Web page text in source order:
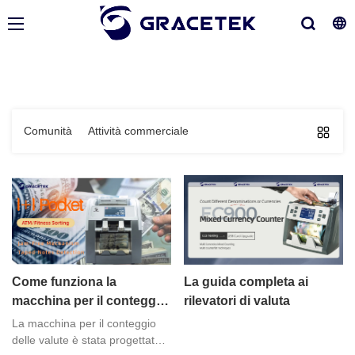
Comunità Attività commerciale
Come funziona la
macchina per il conteggio
delle valute?
La macchina per il conteggio
delle valute è stata progettata
La guida completa ai
rilevatori di valuta